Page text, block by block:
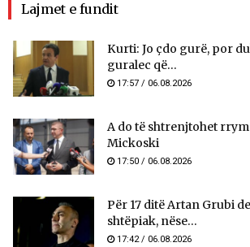
Lajmet e fundit
Kurti: Jo çdo gurë, por
guralec që...
17:57 / 06.08.2026
A do të shtrenjtohet
Mickoski
17:50 / 06.08.2026
Për 17 ditë Artan Grubi
shtëpiak, nëse...
17:42 / 06.08.2026